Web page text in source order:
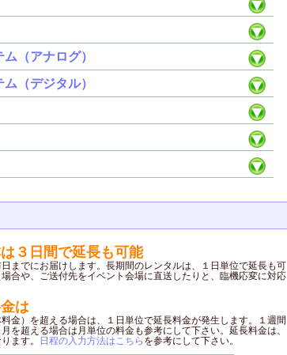
（アナログ）
（デジタル）
３日間で延長も可能
までにお届けします。長期間のレンタルは、１日単位で延長も可
合や、ご送付先をイベント会場に直送したりと、臨機応変に対応
は
金）を超える場合は、１日単位で延長料金が発生します。１週間
を超える場合は月単位の料金も参考にして下さい。延長料金は、
ます。
日程の入力方法はこちら を参考にして下さい。